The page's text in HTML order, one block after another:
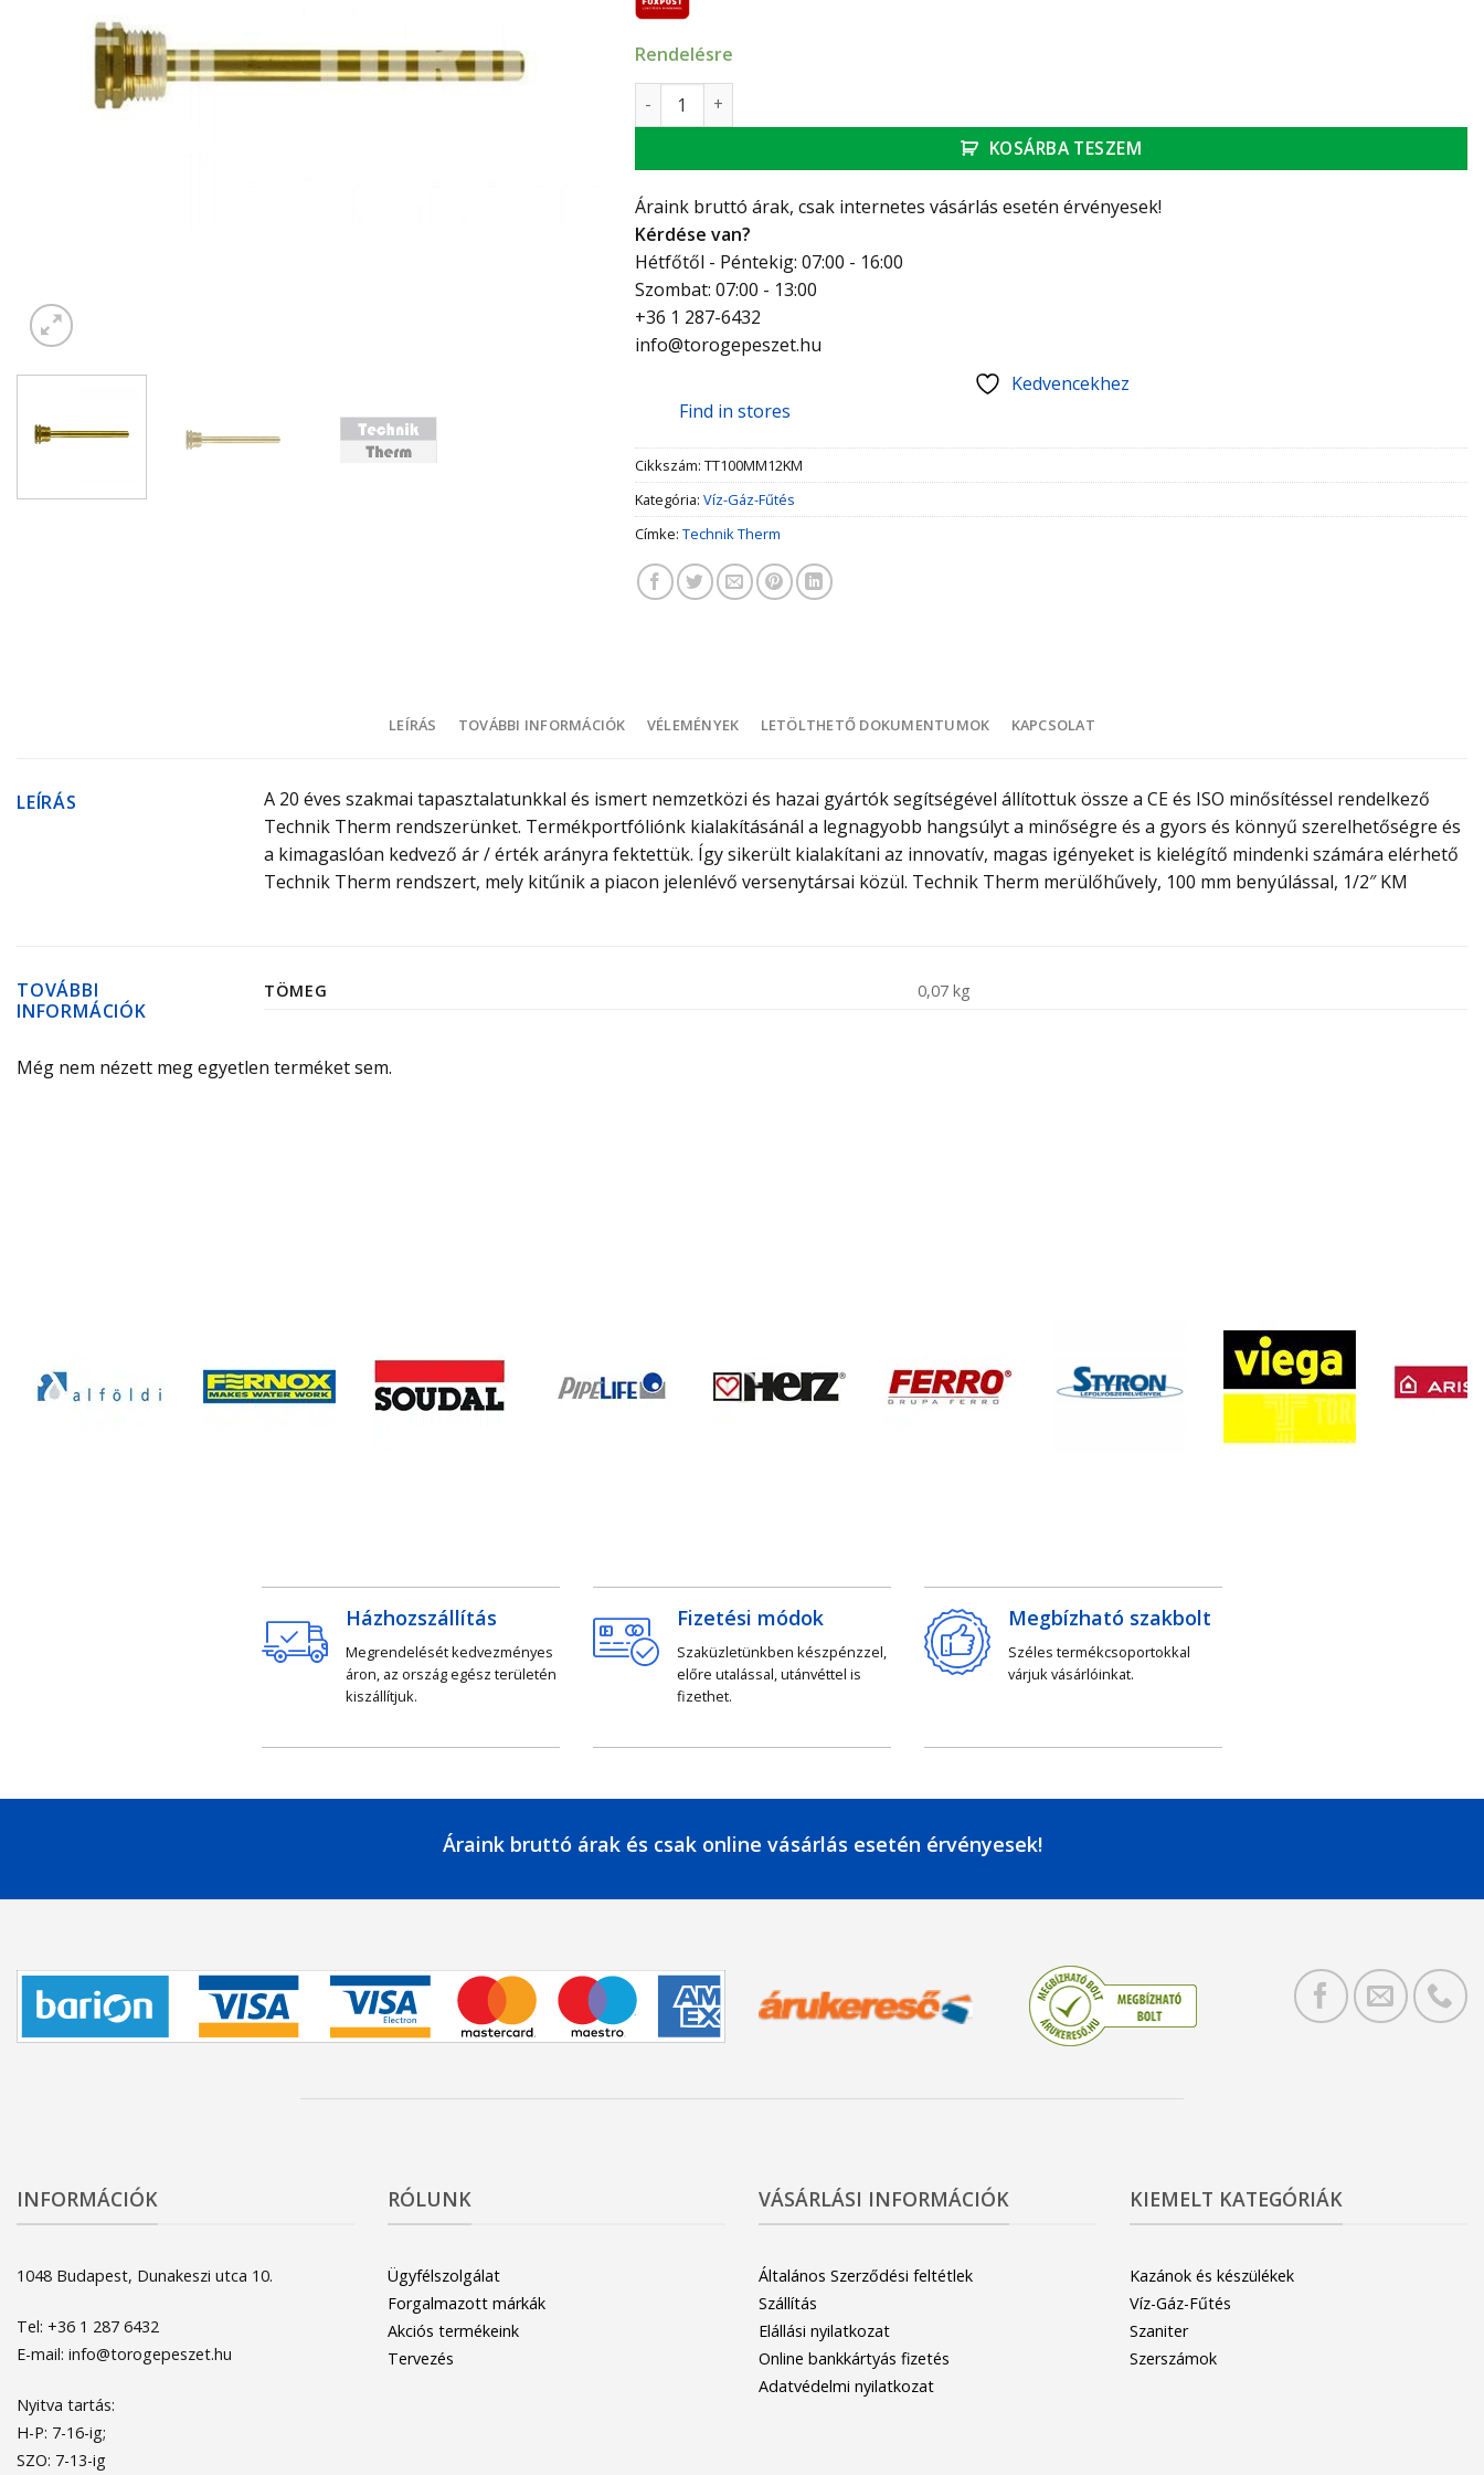
Rendelésre
Technik Therm merülőhűvely, 100 mm benyúlással, 1/2" KM mennyiség
KOSÁRBA TESZEM
Áraink bruttó árak, csak internetes vásárlás esetén érvényesek!
Kérdése van?
Hétfőtől - Péntekig: 07:00 - 16:00
Szombat: 07:00 - 13:00
+36 1 287-6432
info@torogepeszet.hu
Kedvencekhez
Find in stores
Cikkszám: TT100MM12KM
Kategória: Víz-Gáz-Fűtés
Címke: Technik Therm
LEÍRÁS TOVÁBBI INFORMÁCIÓK VÉLEMÉNYEK LETÖLTHETŐ DOKUMENTUMOK KAPCSOLAT
LEÍRÁS
A 20 éves szakmai tapasztalatunkkal és ismert nemzetközi és hazai gyártók segítségével állítottuk össze a CE és ISO minősítéssel rendelkező
Technik Therm rendszerünket. Termékportfóliónk kialakításánál a legnagyobb hangsúlyt a minőségre és a gyors és könnyű szerelhetőségre és
a kimagaslóan kedvező ár / érték arányra fektettük. Így sikerült kialakítani az innovatív, magas igényeket is kielégítő mindenki számára elérhető
Technik Therm rendszert, mely kitűnik a piacon jelenlévő versenytársai közül. Technik Therm merülőhűvely, 100 mm benyúlással, 1/2″ KM
TOVÁBBI
INFORMÁCIÓK
TÖMEG 0,07 kg
Még nem nézett meg egyetlen terméket sem.
Házhozszállítás
Megrendelését kedvezményes
áron, az ország egész területén
kiszállítjuk.
Fizetési módok
Szaküzletünkben készpénzzel,
előre utalással, utánvéttel is
fizethet.
Megbízható szakbolt
Széles termékcsoportokkal
várjuk vásárlóinkat.
Áraink bruttó árak és csak online vásárlás esetén érvényesek!
INFORMÁCIÓK
1048 Budapest, Dunakeszi utca 10.
Tel: +36 1 287 6432
E-mail: info@torogepeszet.hu
Nyitva tartás:
H-P: 7-16-ig;
SZO: 7-13-ig
RÓLUNK
Ügyfélszolgálat
Forgalmazott márkák
Akciós termékeink
Tervezés
VÁSÁRLÁSI INFORMÁCIÓK
Általános Szerződési feltétlek
Szállítás
Elállási nyilatkozat
Online bankkártyás fizetés
Adatvédelmi nyilatkozat
KIEMELT KATEGÓRIÁK
Kazánok és készülékek
Víz-Gáz-Fűtés
Szaniter
Szerszámok